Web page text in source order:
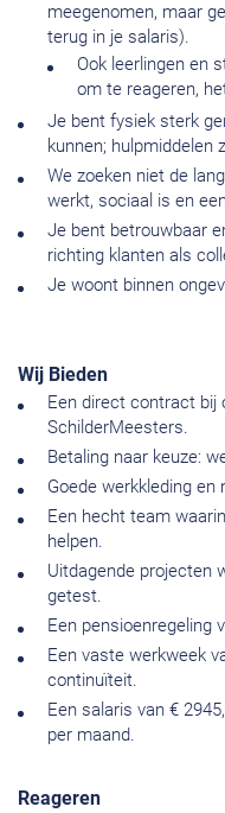
meegenomen, maar
terug in je salaris).
Ook leerlingen en
om te reageren,
Je bent fysiek sterk
kunnen; hulpmiddelen
We zoeken niet de
werkt, sociaal is en
Je bent betrouwbaar
richting klanten als
Je woont binnen
Wij Bieden
Een direct contract bij
SchilderMeesters.
Betaling naar keuze:
Goede werkkleding
Een hecht team
helpen.
Uitdagende projecten
getest.
Een pensioenregeling
Een vaste werkweek
continuïteit.
Een salaris van €
per maand.
Reageren